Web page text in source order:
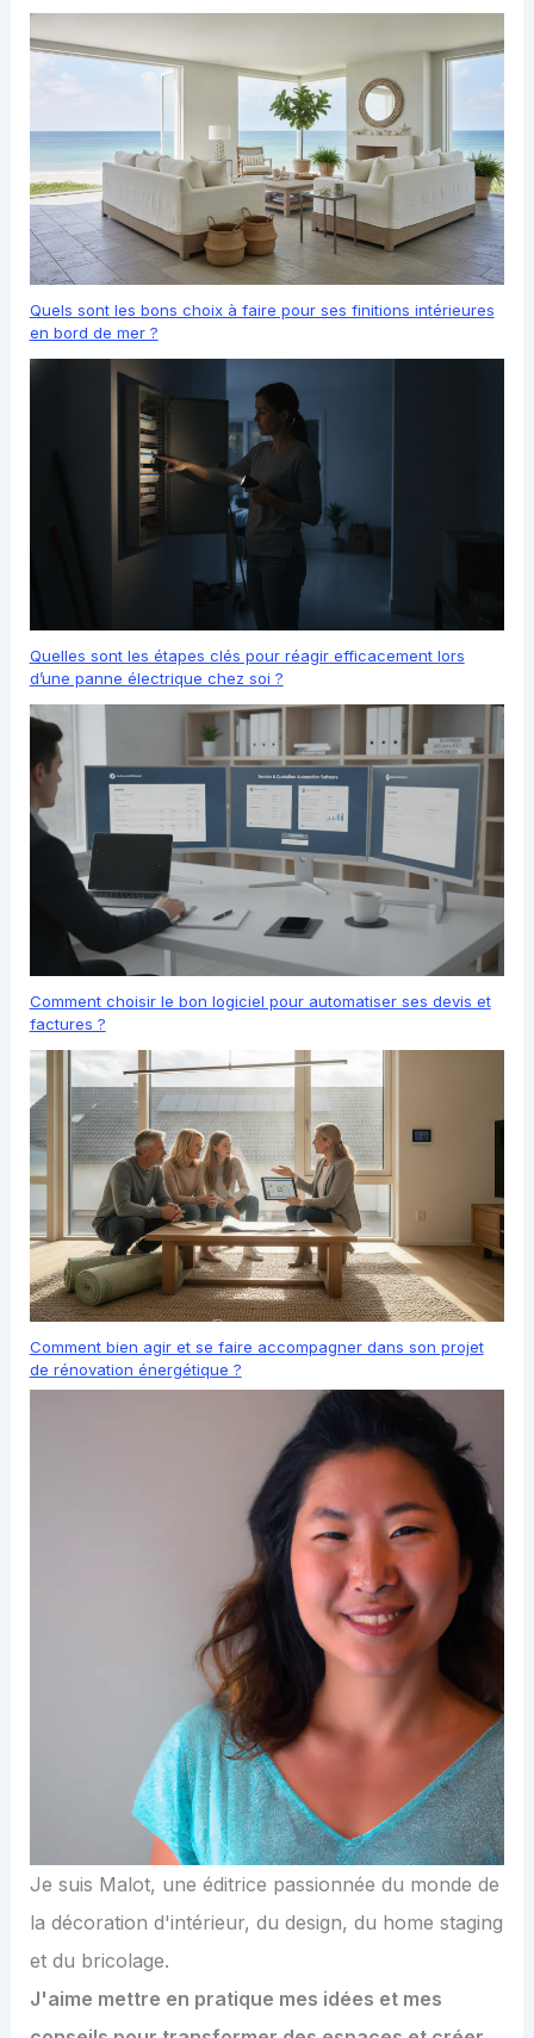
Quels sont les bons choix à faire pour ses finitions intérieures
en bord de mer ?
Quelles sont les étapes clés pour réagir efficacement lors
d’une panne électrique chez soi ?
Comment choisir le bon logiciel pour automatiser ses devis et
factures ?
Comment bien agir et se faire accompagner dans son projet
de rénovation énergétique ?
Je suis Malot, une éditrice passionnée du monde de
la décoration d'intérieur, du design, du home staging
et du bricolage.
J'aime mettre en pratique mes idées et mes